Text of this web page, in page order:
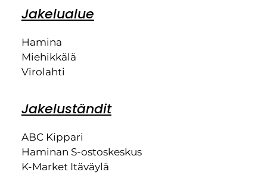
Jakelualue
Hamina
Miehikkälä
Virolahti
Jakeluständit
ABC Kippari
Haminan S-ostoskeskus
K-Market Itäväylä